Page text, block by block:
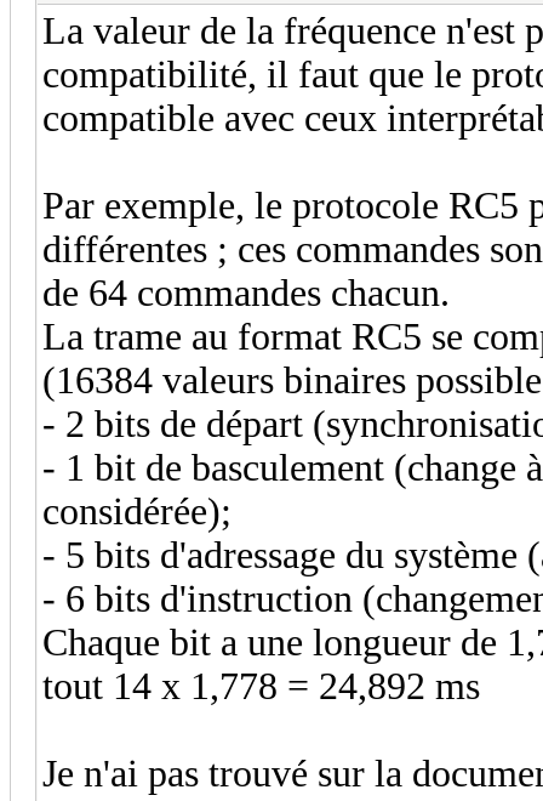
La valeur de la fréquence n'est
compatibilité, il faut que le
compatible avec ceux
Par exemple, le protocole RC5
différentes ; ces commandes
de 64 commandes chacun.
La trame au format RC5 se
(16384 valeurs binaires
- 2 bits de départ
- 1 bit de basculement (change
considérée);
- 5 bits d'adressage du
- 6 bits d'instruction
Chaque bit a une longueur de
tout 14 x 1,778 = 24,892 ms
Je n'ai pas trouvé sur la